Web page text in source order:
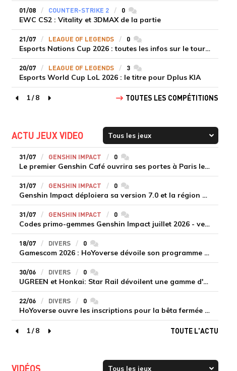
01/08 COUNTER-STRIKE 2 0commentaires
EWC CS2 : Vitality et 3DMAX de la partie
21/07 LEAGUE OF LEGENDS 0commentaires
Esports Nations Cup 2026 : toutes les infos sur le tournoi
20/07 LEAGUE OF LEGENDS 3commentaires
Esports World Cup LoL 2026 : le titre pour Dplus KIA
page précédente
1/8
page suivante
TOUTES LES COMPÉTITIONS
ACTU JEUX VIDEO
31/07 GENSHIN IMPACT 0commentaires
Le premier Genshin Café ouvrira ses portes à Paris le 14 août
31/07 GENSHIN IMPACT 0commentaires
Genshin Impact déploiera sa version 7.0 et la région de Snezhnaya le 12 août
31/07 GENSHIN IMPACT 0commentaires
Codes primo-gemmes Genshin Impact juillet 2026 - version 7.0
18/07 DIVERS 0commentaires
Gamescom 2026 : HoYoverse dévoile son programme et présente deux nouveaux jeux inédits
30/06 DIVERS 0commentaires
UGREEN et Honkai: Star Rail dévoilent une gamme d'accessoires de recharge en édition limitée
22/06 DIVERS 0commentaires
HoYoverse ouvre les inscriptions pour la bêta fermée de Honkai : Nexus Anima
page précédente
1/8
page suivante
TOUTE L'ACTU
VIDÉOS